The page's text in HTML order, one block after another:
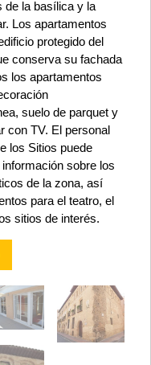
de la basílica y la
Los apartamentos
protegido del
conserva su fachada
los apartamentos
suelo de parquet y
con TV. El personal
los Sitios puede
sobre los
de la zona, así
para el teatro, el
sitios de interés.